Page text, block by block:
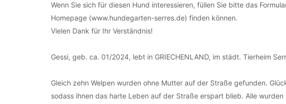
Wenn Sie sich für diesen Hund interessieren, füllen Sie bitte das
Homepage (www.hundegarten-serres.de) finden können.
Vielen Dank für Ihr Verständnis!
Gessi, geb. ca. 01/2024, lebt in GRIECHENLAND, im städt. Tierheim
Gleich zehn Welpen wurden ohne Mutter auf der Straße gefunden.
sodass ihnen das harte Leben auf der Straße erspart blieb. Alle